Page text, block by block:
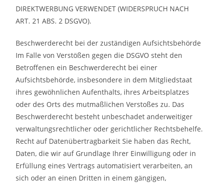
DIREKTWERBUNG VERWENDET (WIDERSPRUCH NACH
ART. 21 ABS. 2 DSGVO).
Beschwerderecht bei der zuständigen Aufsichtsbehörde
Im Falle von Verstößen gegen die DSGVO steht den
Betroffenen ein Beschwerderecht bei einer
Aufsichtsbehörde, insbesondere in dem Mitgliedstaat
ihres gewöhnlichen Aufenthalts, ihres Arbeitsplatzes
oder des Orts des mutmaßlichen Verstoßes zu. Das
Beschwerderecht besteht unbeschadet anderweitiger
verwaltungsrechtlicher oder gerichtlicher Rechtsbehelfe.
Recht auf Datenübertragbarkeit Sie haben das Recht,
Daten, die wir auf Grundlage Ihrer Einwilligung oder in
Erfüllung eines Vertrags automatisiert verarbeiten, an
sich oder an einen Dritten in einem gängigen,